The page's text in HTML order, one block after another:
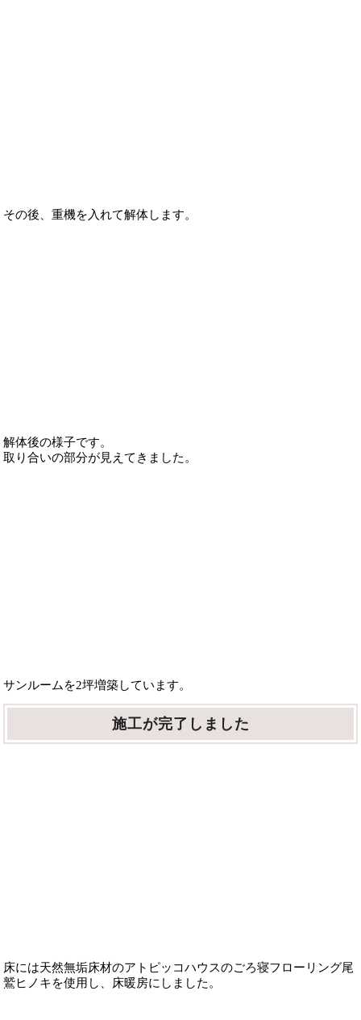
その後、重機を入れて解体します。
解体後の様子です。
取り合いの部分が見えてきました。
サンルームを2坪増築しています。
施工が完了しました
床には天然無垢床材のアトピッコハウスのごろ寝フローリング尾
鷲ヒノキを使用し、床暖房にしました。